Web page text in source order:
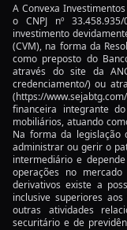
O impacto da
mercado
Por que o Pax
ouro?
ETFs setoriais
em 2026
Como o
Futuro de seus
Como Utilizar
seu Negócio
A Convexa
o CNPJ nº
investimento
(CVM), na forma da
como preposto do
através do site da
credenciamento/) ou
(https://
financeira integrante
mobiliários, atuando
Na forma da legislação
administrar ou gerir o
intermediário e
operações no
derivativos existe a
inclusive superiores
outras atividades
securitário e de